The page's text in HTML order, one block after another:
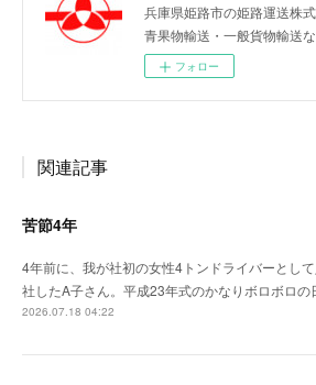
兵庫県姫路市の姫路運送株式
青果物輸送・一般貨物輸送な
フォロー
関連記事
苦節4年
4年前に、我が社初の女性4トンドライバーとして
社したA子さん。平成23年式のかなりボロボロ
2026.07.18 04:22